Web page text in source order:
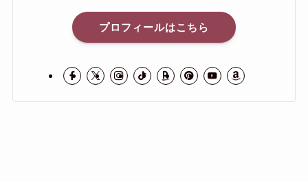
プロフィールはこちら